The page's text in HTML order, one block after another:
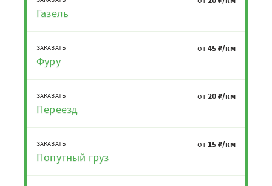
Газель
ЗАКАЗАТЬ
Фуру
от45 ₽/км
ЗАКАЗАТЬ
Переезд
от20 ₽/км
ЗАКАЗАТЬ
Попутный груз
от 15 ₽/км